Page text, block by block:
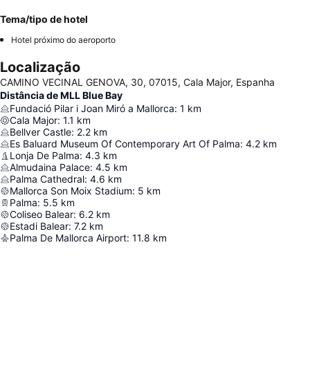
Tema/tipo de hotel
Hotel próximo do aeroporto
Localização
CAMINO VECINAL GENOVA, 30, 07015, Cala Major, Espanha
Distância de MLL Blue Bay
Fundació Pilar i Joan Miró a Mallorca: 1 km
Cala Major: 1.1 km
Bellver Castle: 2.2 km
Es Baluard Museum Of Contemporary Art Of Palma: 4.2 km
Lonja De Palma: 4.3 km
Almudaina Palace: 4.5 km
Palma Cathedral: 4.6 km
Mallorca Son Moix Stadium: 5 km
Palma: 5.5 km
Coliseo Balear: 6.2 km
Estadi Balear: 7.2 km
Palma De Mallorca Airport: 11.8 km